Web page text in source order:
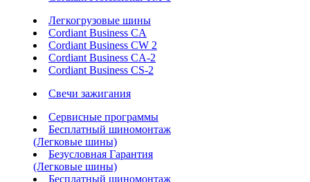
Легкогрузовые шины
Cordiant Business CA
Cordiant Business CW 2
Cordiant Business CA-2
Cordiant Business CS-2
Свечи зажигания
Сервисные программы
Бесплатный шиномонтаж
(Легковые шины)
Безусловная Гарантия
(Легковые шины)
Бесплатный шиномонтаж